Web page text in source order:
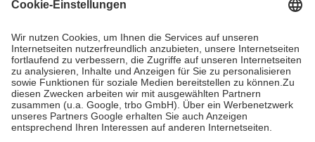
Grundsätzlich leisten Mitglieder Zuzahlungen in Höhe von zehn
höchstens zehn Euro.
Es sind jedoch nie mehr als die tatsächlichen
Kosten der Leistung zu entrichten.
Diese Regeln gelten grundsätzlich auch für Online-Apotheken.
Bei Heilmitteln und häuslicher Krankenpflege beträgt die
Zuzahlung zehn Prozent der Kosten sowie zehn Euro je
Verordnung.
Um das Engagement der Versicherten für ihre eigene Gesundheit zu
stärken und die besondere Stellung der Familie zu unterstützen,